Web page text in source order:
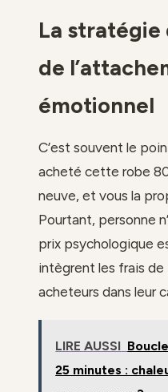
La stratégie
de
émotionnel
C’est souvent le
acheté cette robe
neuve, et vous la
Pourtant, personne
prix psychologique
intègrent les frais
acheteurs dans leur
LIRE AUSSI
25 minutes :